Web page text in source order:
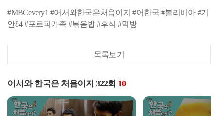
#MBCevery1 #어서와한국은처음이지 #어한국 #볼리비아 #기
안84 #포르피가족 #볶음밥 #후식 #먹방
목록보기
어서와 한국은 처음이지 322회 10